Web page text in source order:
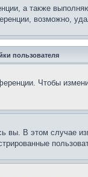
а также
возможно,
пользователя
Чтобы
В этом случае